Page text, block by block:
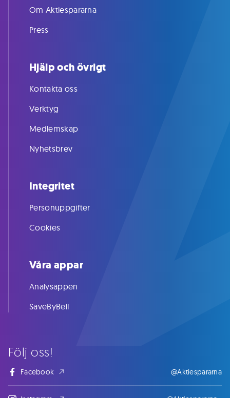
Följ oss!
Facebook @Aktiespararna
Om Aktiespararna
Press
Hjälp och övrigt
Kontakta oss
Verktyg
Medlemskap
Nyhetsbrev
Integritet
Personuppgifter
Cookies
Våra appar
Analysappen
SaveByBell